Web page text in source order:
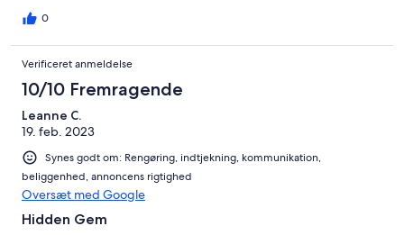
0
Verificeret anmeldelse
10/10 Fremragende
Leanne C.
19. feb. 2023
Synes godt om: Rengøring, indtjekning, kommunikation,
beliggenhed, annoncens rigtighed
Oversæt med Google
Hidden Gem